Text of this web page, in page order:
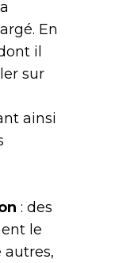
En
il
sur
ainsi
: des
le
autres,